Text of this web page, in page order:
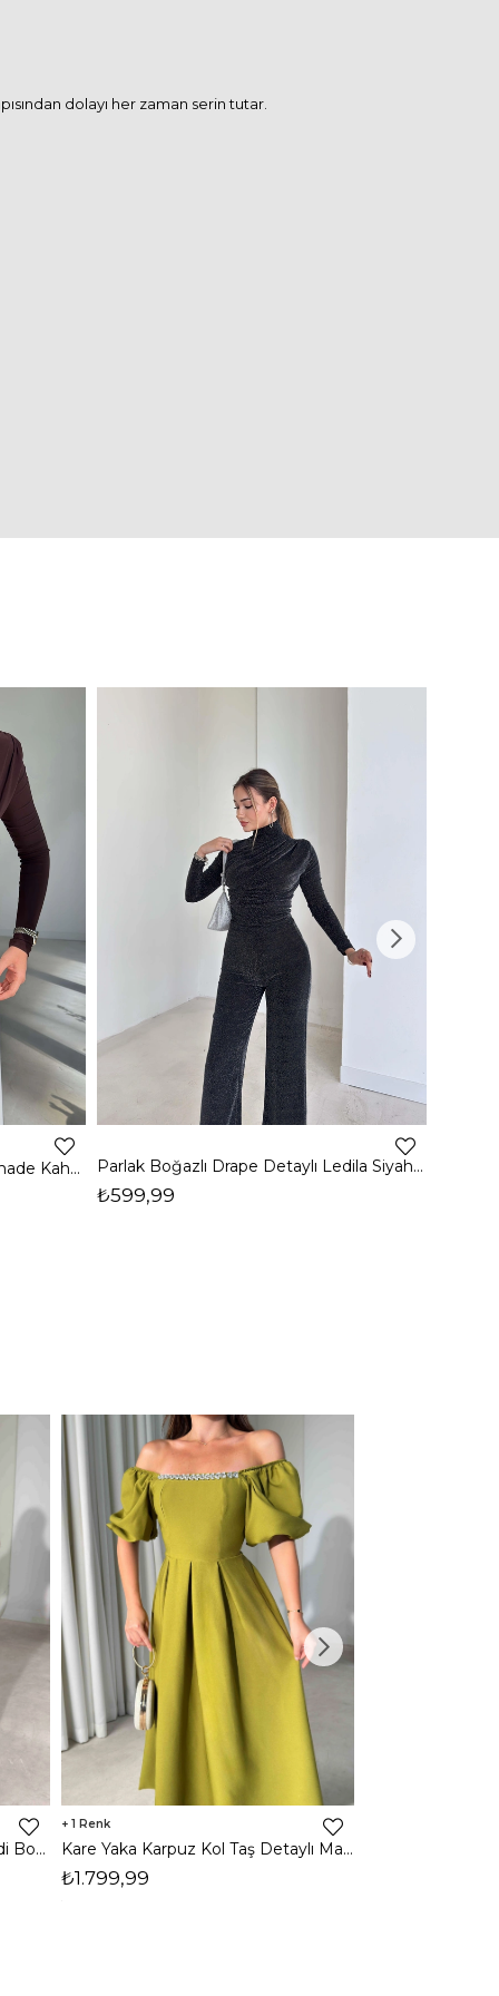
dolayı her zaman serin tutar.
Boğazlı Yanı Drape Detaylı Belmade Kahve Kadın Bluz 26K113 Parlak Boğazlı Drape Detaylı Ledila Siyah Kadın Bluz 26K150
₺599,99
Halter Yaka Önden Yırtmaçlı Midi Boy Kahverengi Hasre Kadın Elbise 26Y502
1
Kare Yaka Karpuz Kol Taş Detaylı Maxi Yağ Yeşili Civo Kadın Elbise 206Y501
₺1.799,99